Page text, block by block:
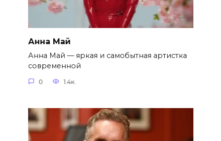
Анна Май
Анна Май — яркая и самобытная артистка
современной
0 1.4к.